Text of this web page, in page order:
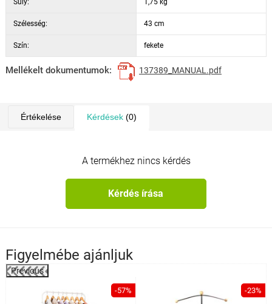
Szélesség: 43 cm
Szín: fekete
Mellékelt dokumentumok: 137389_MANUAL.pdf
Értékelése Kérdések(0)
A termékhez nincs kérdés
Kérdés írása
Figyelmébe ajánljuk
Previous
-57% -23%